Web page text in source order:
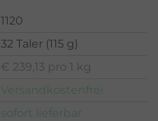
1120
32 Taler (115 g)
€ 239,13 pro 1 kg
Versandkostenfrei
sofort lieferbar